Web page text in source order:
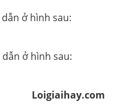
ở hình sau:
ở hình sau:
Loigiaihay.com